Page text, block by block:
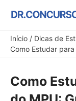
conteúdo
Início
Dicas de
Como Estudar
Como